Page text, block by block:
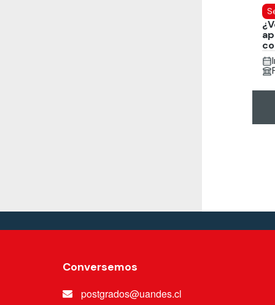
Conversemos
postgrados@uandes.cl